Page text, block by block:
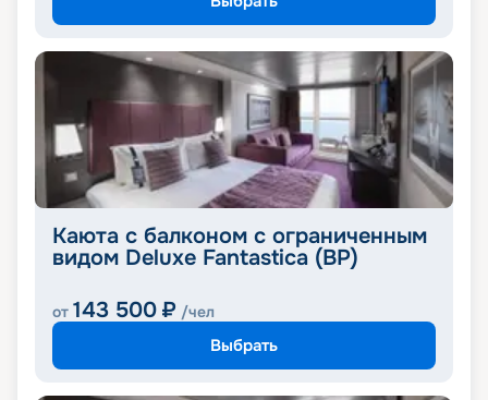
Каюта с балконом с ограниченным
видом Deluxe Fantastica (BP)
от 143 500 ₽ /чел
Выбрать